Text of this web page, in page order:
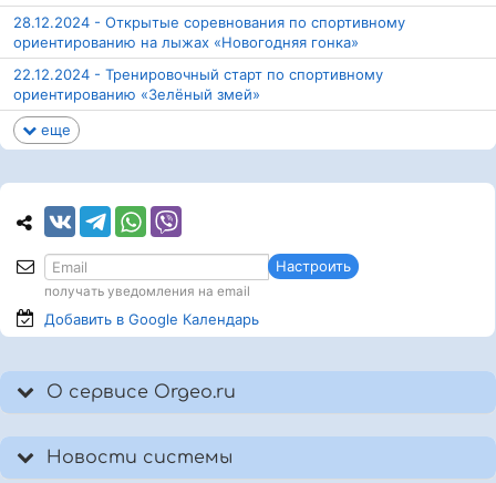
28.12.2024 - Открытые соревнования по спортивному
ориентированию на лыжах «Новогодняя гонка»
22.12.2024 - Тренировочный старт по спортивному
ориентированию «Зелёный змей»
еще
Настроить
получать уведомления на email
Добавить в Google Календарь
О сервисе Orgeo.ru
Новости системы